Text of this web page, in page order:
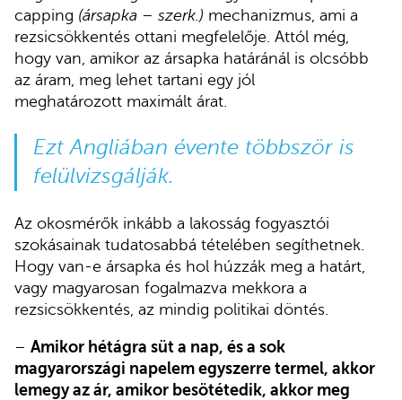
capping (ársapka – szerk.) mechanizmus, ami a
rezsicsökkentés ottani megfelelője. Attól még,
hogy van, amikor az ársapka határánál is olcsóbb
az áram, meg lehet tartani egy jól
meghatározott maximált árat.
Ezt Angliában évente többször is
felülvizsgálják.
Az okosmérők inkább a lakosság fogyasztói
szokásainak tudatosabbá tételében segíthetnek.
Hogy van-e ársapka és hol húzzák meg a határt,
vagy magyarosan fogalmazva mekkora a
rezsicsökkentés, az mindig politikai döntés.
– Amikor hétágra süt a nap, és a sok
magyarországi napelem egyszerre termel, akkor
lemegy az ár, amikor besötétedik, akkor meg